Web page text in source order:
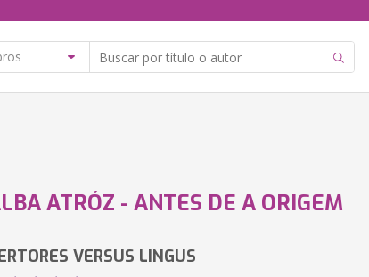
ATRÓZ - ANTES DE A ORIGEM
VERSUS LINGUS